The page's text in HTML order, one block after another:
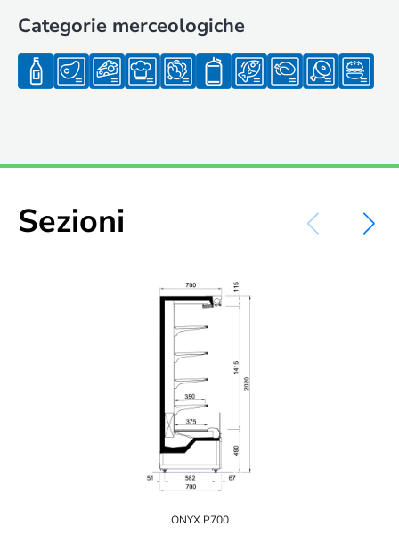
Categorie merceologiche
Sezioni
ONYX P700